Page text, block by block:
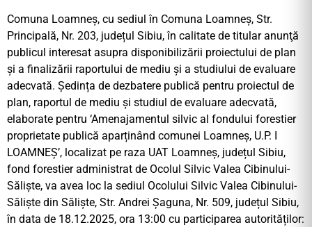
Comuna Loamneș, cu sediul în Comuna Loamneș, Str.
Principală, Nr. 203, județul Sibiu, în calitate de titular anunţă
publicul interesat asupra disponibilizării proiectului de plan
și a finalizării raportului de mediu și a studiului de evaluare
adecvată. Ședința de dezbatere publică pentru proiectul de
plan, raportul de mediu și studiul de evaluare adecvată,
elaborate pentru ‘Amenajamentul silvic al fondului forestier
proprietate publică aparținând comunei Loamneș, U.P. I
LOAMNEȘ’, localizat pe raza UAT Loamneș, județul Sibiu,
fond forestier administrat de Ocolul Silvic Valea Cibinului-
Săliște, va avea loc la sediul Ocolului Silvic Valea Cibinului-
Săliște din Săliște, Str. Andrei Șaguna, Nr. 509, județul Sibiu,
în data de 18.12.2025, ora 13:00 cu participarea autorităților: